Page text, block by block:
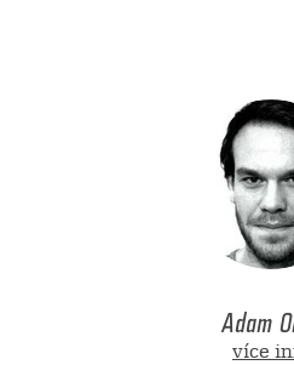
Adam
více